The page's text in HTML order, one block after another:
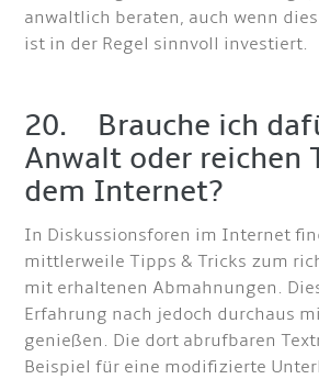
anwaltlich beraten, auch wenn
ist in der Regel sinnvoll investiert.
20. Brauche ich
Anwalt oder reichen
dem Internet?
In Diskussionsforen im Internet
mittlerweile Tipps & Tricks zum
mit erhaltenen Abmahnungen.
Erfahrung nach jedoch durchaus
genießen. Die dort abrufbaren
Beispiel für eine modifizierte